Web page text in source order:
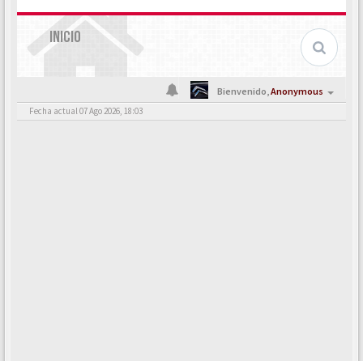
INICIO
Bienvenido,Anonymous
Fecha actual 07 Ago 2026, 18:03